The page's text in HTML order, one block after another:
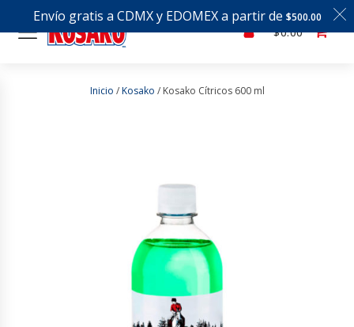
$0.00
Inicio /Kosako / Kosako Cítricos 600 ml
Envío gratis a CDMX y EDOMEX a partir de $500.00